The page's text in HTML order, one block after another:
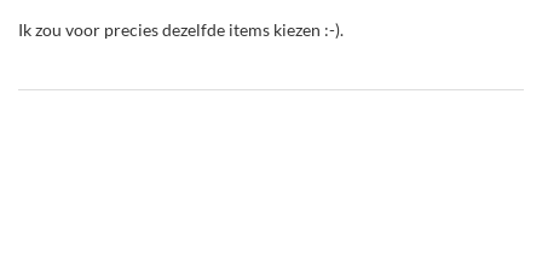
Ik zou voor precies dezelfde items kiezen :-).